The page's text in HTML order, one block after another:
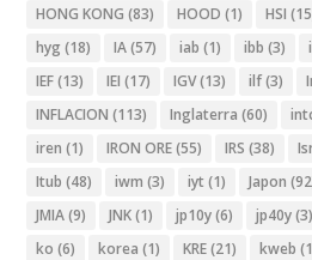
HONG KONG (83) HOOD (1) HSI
hyg (18) IA(57) iab (1) ibb (3)
IEF(13) IEI (17) IGV(13) ilf(3)
INFLACION (113) Inglaterra (60)
iren (1) IRON ORE(55) IRS (38)
Itub (48) iwm (3) iyt (1) Japon
JMIA(9) JNK(1) jp10y(6) jp40y(3)
ko (6) korea (1) KRE(21) kweb